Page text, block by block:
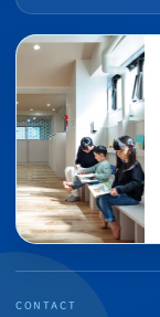
CONTACT